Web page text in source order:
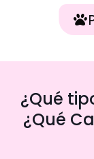
¿Qué
¿Qué